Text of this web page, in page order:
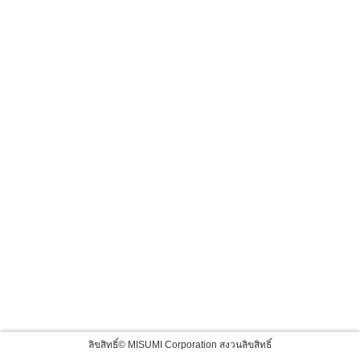
ลิขสิทธิ์© MISUMI Corporation สงวนลิขสิทธิ์